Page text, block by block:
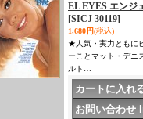
EL EYES エンジ
[SICJ 30119]
1,680円(税込)
★人気・実力ともに
ーことマット・デニ
ルト…